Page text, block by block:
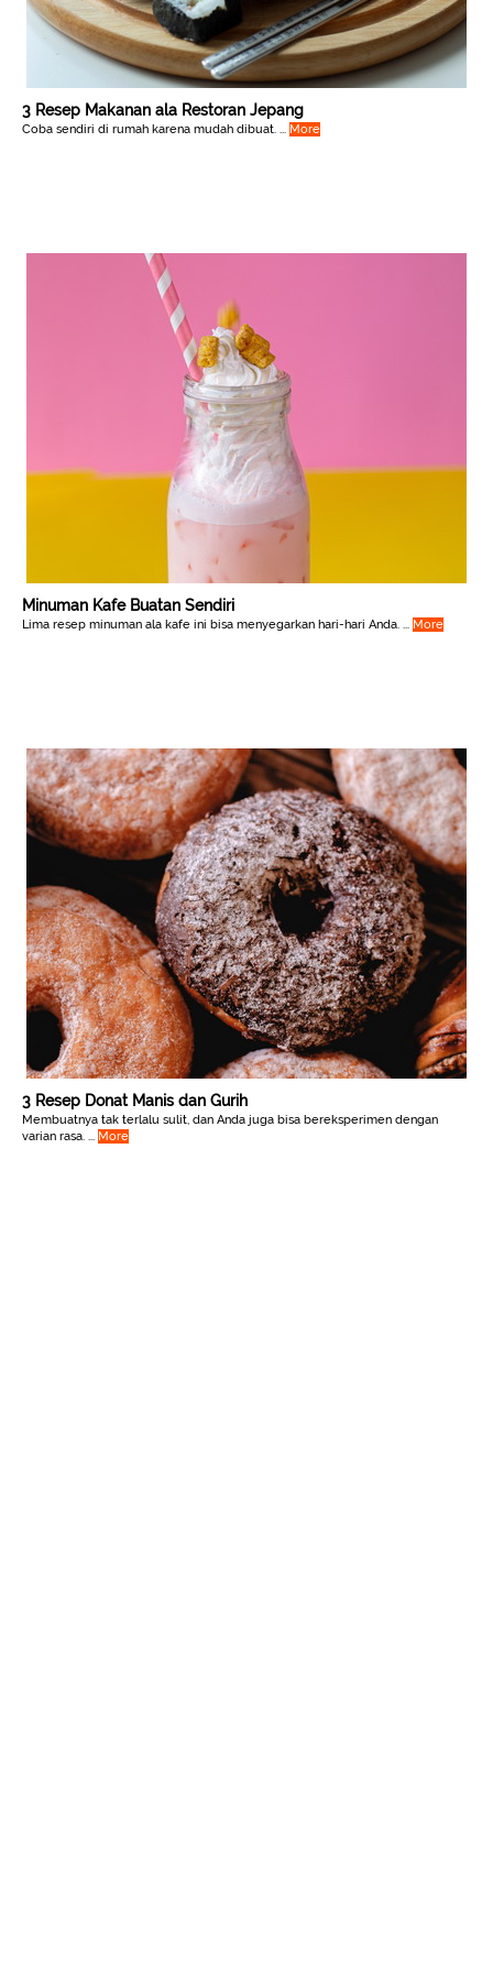
3 Resep Makanan ala Restoran Jepang
Coba sendiri di rumah karena mudah dibuat. ... More
Minuman Kafe Buatan Sendiri
Lima resep minuman ala kafe ini bisa menyegarkan hari-hari Anda. ... More
3 Resep Donat Manis dan Gurih
Membuatnya tak terlalu sulit, dan Anda juga bisa bereksperimen dengan
varian rasa. ... More